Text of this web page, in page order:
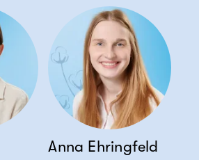
Anna Ehringfeld